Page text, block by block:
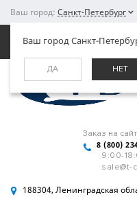
Ваш город: Санкт-Петербург
Ваш город Санкт-
ДА НЕТ
Заказ на
8 (800)
9:00-
sale@t-
188304, Ленинградская
Меню